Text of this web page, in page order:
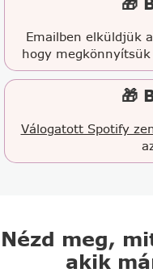
Emailben elküldjük
hogy
🎁
Válogatott Spotify
Nézd meg,
akik